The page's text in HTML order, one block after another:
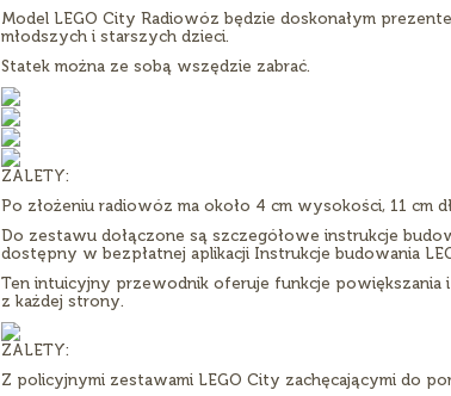
Model LEGO City Radiowóz będzie doskonałym
młodszych i starszych dzieci.
Statek można ze sobą wszędzie zabrać.
ZALETY:
Po złożeniu radiowóz ma około 4 cm wysokości, 11 cm
Do zestawu dołączone są szczegółowe instrukcje
dostępny w bezpłatnej aplikacji Instrukcje budowania
Ten intuicyjny przewodnik oferuje funkcje powiększania
z każdej strony.
ZALETY:
Z policyjnymi zestawami LEGO City zachęcającymi do